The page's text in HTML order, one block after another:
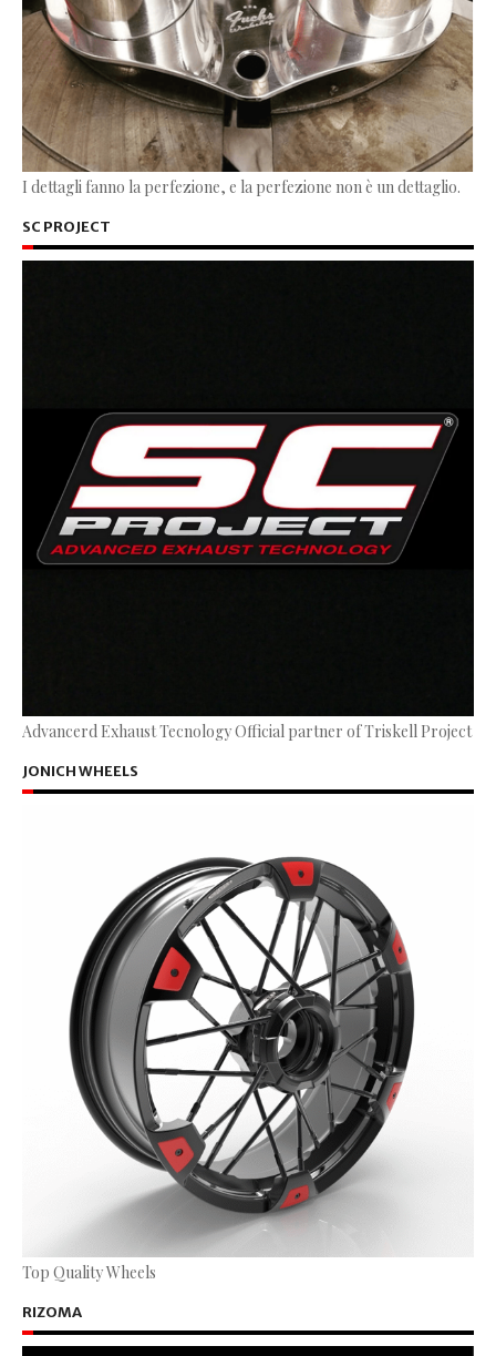
I dettagli fanno la perfezione, e la perfezione non è un dettaglio.
SC PROJECT
Advancerd Exhaust Tecnology Official partner of Triskell Project
JONICH WHEELS
Top Quality Wheels
RIZOMA